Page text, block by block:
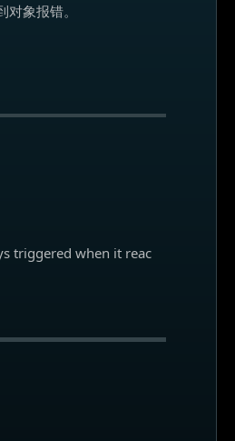
象报错。
triggered when it reac